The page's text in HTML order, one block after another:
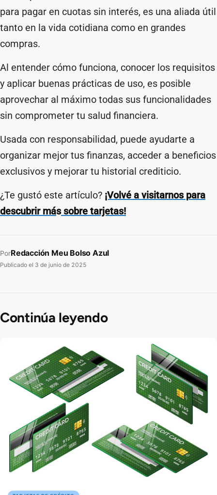
para pagar en cuotas sin interés, es una aliada útil
tanto en la vida cotidiana como en grandes
compras.
Al entender cómo funciona, conocer los requisitos
y aplicar buenas prácticas de uso, es posible
aprovechar al máximo todas sus funcionalidades
sin comprometer tu salud financiera.
Usada con responsabilidad, puede ayudarte a
organizar mejor tus finanzas, acceder a beneficios
exclusivos y mejorar tu historial crediticio.
¿Te gustó este artículo? ¡Volvé a visitarnos para
descubrir mássobre tarjetas!
PorRedacción Meu Bolso Azul
Publicado el 3 de junio de 2025
Continúa leyendo